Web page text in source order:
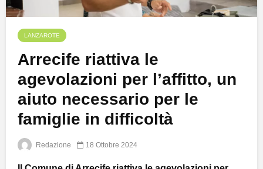
LANZAROTE
Arrecife riattiva le
agevolazioni per l’affitto, un
aiuto necessario per le
famiglie in difficoltà
Redazione 18 Ottobre 2024